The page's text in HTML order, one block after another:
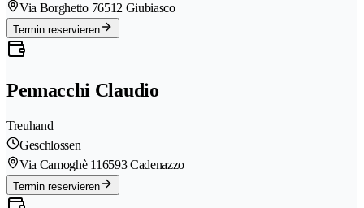
Via Borghetto 76512 Giubiasco
Termin reservieren
Pennacchi Claudio
Treuhand
Geschlossen
Via Camoghè 116593 Cadenazzo
Termin reservieren